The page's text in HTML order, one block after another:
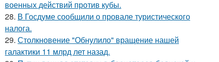
военных действий против кубы.
28. В Госдуме сообщили о провале туристического
налога.
29. Столкновение "Обнулило" вращение нашей
галактики 11 млрд лет назад.